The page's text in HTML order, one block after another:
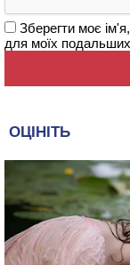
Зберегти моє
для моїх подальших